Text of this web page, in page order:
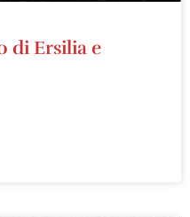
di Ersilia e